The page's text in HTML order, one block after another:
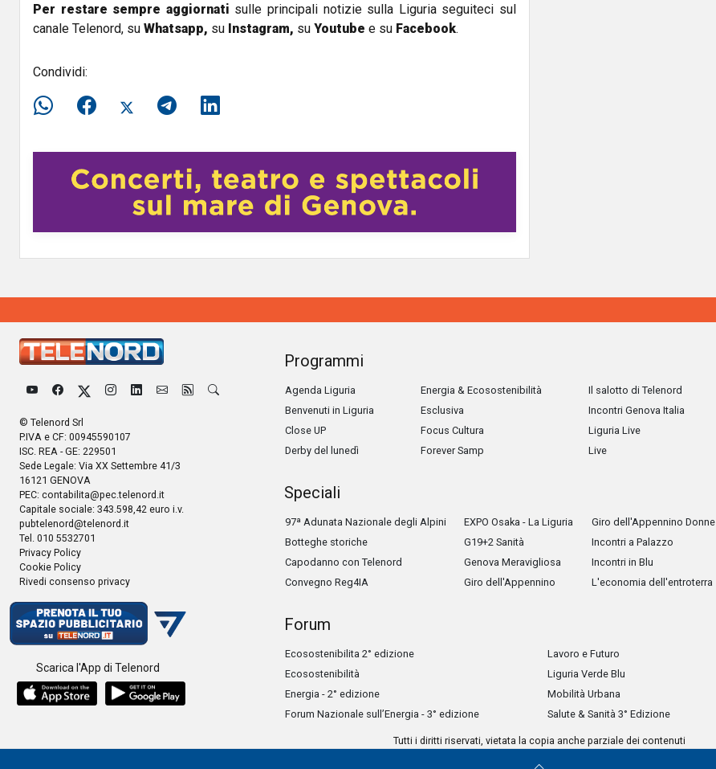
Per restare sempre aggiornati sulle principali notizie sulla Liguria seguiteci sul
canale Telenord, su Whatsapp, su Instagram, su Youtube e su Facebook.
Condividi:
© Telenord Srl
P.IVA e CF: 00945590107
ISC. REA - GE: 229501
Sede Legale: Via XX Settembre 41/3
16121 GENOVA
PEC: contabilita@pec.telenord.it
Capitale sociale: 343.598,42 euro i.v.
pubtelenord@telenord.it
Tel. 010 5532701
Privacy Policy
Cookie Policy
Rivedi consenso privacy
Scarica l'App di Telenord
Programmi
Agenda Liguria
Benvenuti in Liguria
Close UP
Derby del lunedì
Energia & Ecosostenibilità
Esclusiva
Focus Cultura
Forever Samp
Il salotto di Telenord
Incontri Genova Italia
Liguria Live
Live
Speciali
97ª Adunata Nazionale degli Alpini
Botteghe storiche
Capodanno con Telenord
Convegno Reg4IA
EXPO Osaka - La Liguria
G19+2 Sanità
Genova Meravigliosa
Giro dell'Appennino
Giro dell'Appennino Donne
Incontri a Palazzo
Incontri in Blu
L'economia dell'entroterra
Forum
Ecosostenibilita 2° edizione
Ecosostenibilità
Energia - 2° edizione
Forum Nazionale sull’Energia - 3° edizione
Lavoro e Futuro
Liguria Verde Blu
Mobilità Urbana
Salute & Sanità 3° Edizione
Tutti i diritti riservati, vietata la copia anche parziale dei contenuti